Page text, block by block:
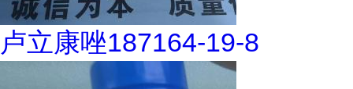
卢立康唑187164-19-8